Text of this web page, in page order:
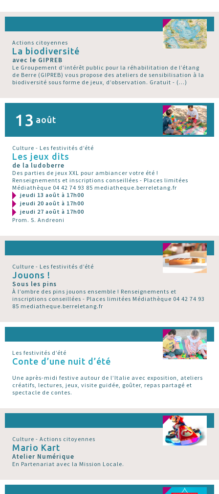
Actions citoyennes
La biodiversité
avec le GIPREB
Le Groupement d’intérêt public pour la réhabilitation de l’étang
de Berre (GIPREB) vous propose des ateliers de sensibilisation à la
biodiversité sous forme de jeux, d’observation. Gratuit - (…)
13 août
Culture - Les festivités d’été
Les jeux dits
de la ludoberre
Des parties de jeux XXL pour ambiancer votre été !
Renseignements et inscriptions conseillées - Places limitées
Médiathèque 04 42 74 93 85 mediatheque.berreletang.fr
jeudi 13 août à 17h00
jeudi 20 août à 17h00
jeudi 27 août à 17h00
Prom. S. Andreoni
Culture - Les festivités d’été
Jouons !
Sous les pins
À l’ombre des pins jouons ensemble ! Renseignements et
inscriptions conseillées - Places limitées Médiathèque 04 42 74 93
85 mediatheque.berreletang.fr
Les festivités d’été
Conte d’une nuit d’été
Une après-midi festive autour de l’Italie avec exposition, ateliers
créatifs, lectures, jeux, visite guidée, goûter, repas partagé et
spectacle de contes.
Culture - Actions citoyennes
Mario Kart
Atelier Numérique
En Partenariat avec la Mission Locale.